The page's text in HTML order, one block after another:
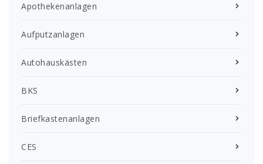
Apothekenanlagen
Aufputzanlagen
Autohauskästen
BKS
Briefkastenanlagen
CES